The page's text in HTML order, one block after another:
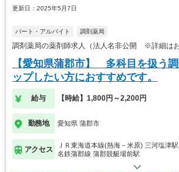
更新日：2025年5月7日
パート・アルバイト 調剤薬局
調剤薬局の薬剤師求人（法人名非公開 ※詳細はお
【愛知県蒲郡市】 多科目を扱う
ップしたい方におすすめです。
給与 【時給】1,800円～2,200円
勤務地 愛知県 蒲郡市
アクセス
ＪＲ東海道本線(熱海－米原) 三河塩津駅
名鉄蒲郡線 蒲郡競艇場前駅